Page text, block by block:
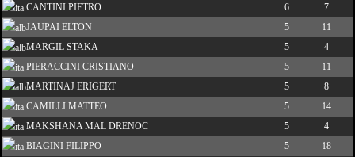
CANTINI PIETRO
6
7
JAUPAI ELTON
5
11
MARGIL STAKA
5
4
PIERACCINI CRISTIANO
5
11
MARTINAJ ERIGERT
5
8
CAMILLI MATTEO
5
14
MAKSHANA MAL DRENOC
5
4
BIAGINI FILIPPO
5
18